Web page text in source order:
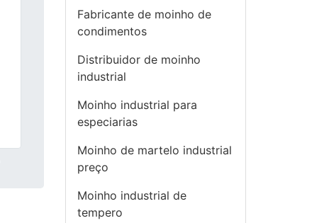
Fabricante de moinho de
condimentos
Distribuidor de moinho
industrial
Moinho industrial para
especiarias
Moinho de martelo industrial
preço
Moinho industrial de
tempero